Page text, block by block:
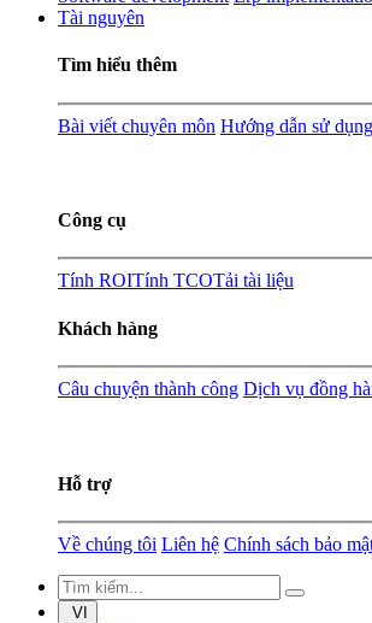
Tài nguyên
Tìm hiểu thêm
Bài viết chuyên môn Hướng dẫn sử dụng
Công cụ
Tính ROITính TCOTải tài liệu
Khách hàng
Câu chuyện thành công Dịch vụ đồng
Hỗ trợ
Về chúng tôi Liên hệ Chính sách bảo
VI